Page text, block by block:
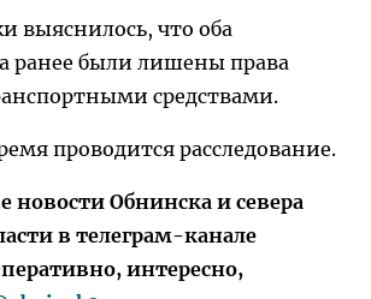
выяснилось, что оба
ранее были лишены права
средствами.
проводится расследование.
Обнинска и севера
в телеграм-канале
интересно,